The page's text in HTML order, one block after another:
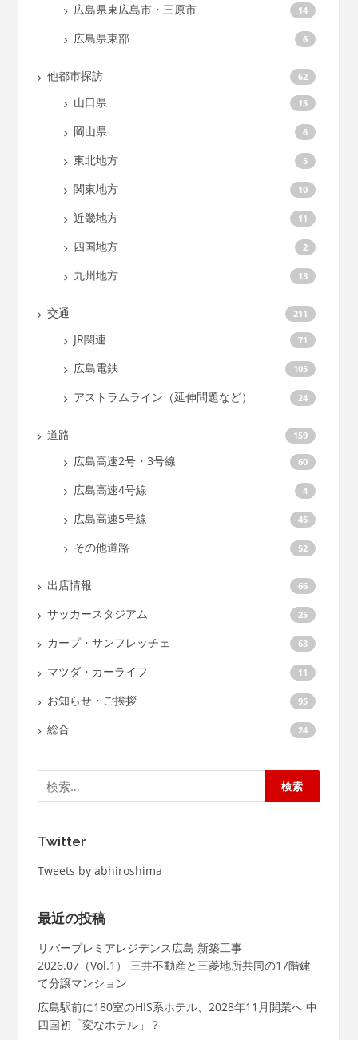
広島県東広島市・三原市 14
広島県東部 6
他都市探訪 62
山口県 15
岡山県 6
東北地方 5
関東地方 10
近畿地方 11
四国地方 2
九州地方 13
交通 211
JR関連 71
広島電鉄 105
アストラムライン（延伸問題など） 24
道路 159
広島高速2号・3号線 60
広島高速4号線 4
広島高速5号線 45
その他道路 52
出店情報 66
サッカースタジアム 25
カープ・サンフレッチェ 63
マツダ・カーライフ 11
お知らせ・ご挨拶 95
総合 24
検
索:
Twitter
Tweets by abhiroshima
最近の投稿
リバープレミアレジデンス広島 新築工事
2026.07（Vol.1） 三井不動産と三菱地所共同の17階建
て分譲マンション
広島駅前に180室のHIS系ホテル、2028年11月開業へ 中
四国初「変なホテル」？